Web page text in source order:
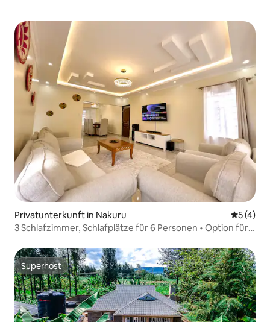
Privatunterkunft in Nakuru
5 (4)
3 Schlafzimmer, Schlafplätze für 6 Personen • Option für
Zugangskontrolle
Superhost
Superhost